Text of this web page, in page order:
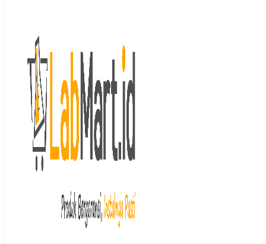
Beranda / Life Science
Life Science
Menampilkan semua 27 hasilDiurutkan menurut peringkat
rata-rata
Penicillin G Potassium Salt